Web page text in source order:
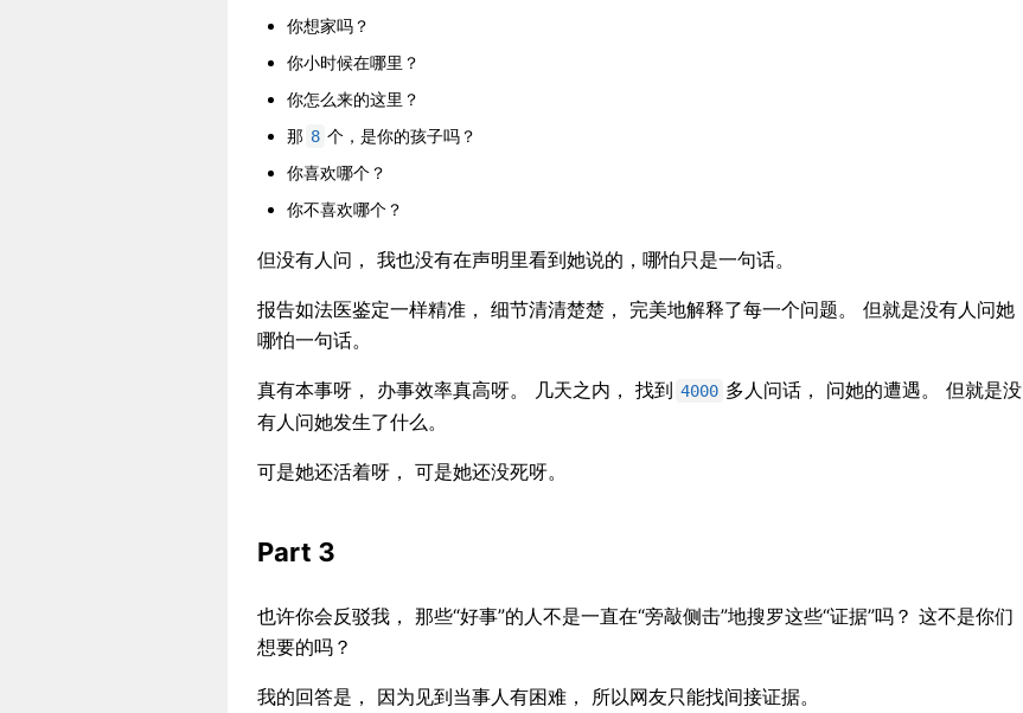
你想家吗？
你小时候在哪里？
你怎么来的这里？
那 8 个，是你的孩子吗？
你喜欢哪个？
你不喜欢哪个？
但没有人问， 我也没有在声明里看到她说的，哪怕只是一句话。
报告如法医鉴定一样精准， 细节清清楚楚， 完美地解释了每一个问题。 但就是没有人问她
哪怕一句话。
真有本事呀， 办事效率真高呀。 几天之内， 找到 4000 多人问话， 问她的遭遇。 但就是没
有人问她发生了什么。
可是她还活着呀， 可是她还没死呀。
Part 3
也许你会反驳我， 那些“好事”的人不是一直在“旁敲侧击”地搜罗这些“证据”吗？ 这不是你们
想要的吗？
我的回答是， 因为见到当事人有困难， 所以网友只能找间接证据。